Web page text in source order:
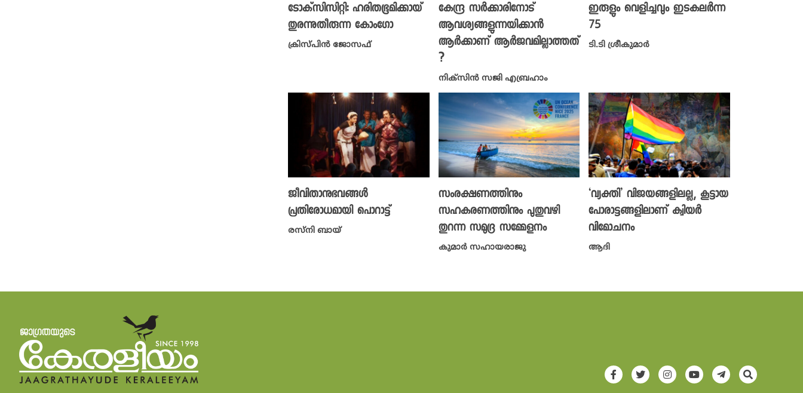
ടോക്‌സിസിറ്റി: ഹരിതഭൂമിക്കായ്
തുരന്നുതീരുന്ന കോം​ഗോ
ക്രിസ്പിൻ ജോസഫ്
കേന്ദ്ര സർക്കാരിനോട്
ആവശ്യങ്ങളുന്നയിക്കാൻ
ആർക്കാണ് ആർജവമില്ലാത്തത്
?
നിക്സിന്‍ സജി എബ്രഹാം
ഇരുളും വെളിച്ചവും ഇടകലർന്ന
75
ടി.ടി ശ്രീകുമാർ
ജീവിതാനുഭവങ്ങൾ
പ്രതിരോധമായി പൊറാട്ട്
രസ്‌നി ബായ്
സംരക്ഷണത്തിനും
സഹകരണത്തിനും പുതുവഴി
തുറന്ന സമുദ്ര സമ്മേളനം
കുമാർ സഹായരാജു
‘വ്യക്തി’ വിജയങ്ങളിലല്ല, കൂട്ടായ
പോരാട്ടങ്ങളിലാണ് ക്വിയർ
വിമോചനം
ആദി